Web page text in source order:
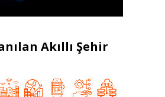
Akıllı Şehir